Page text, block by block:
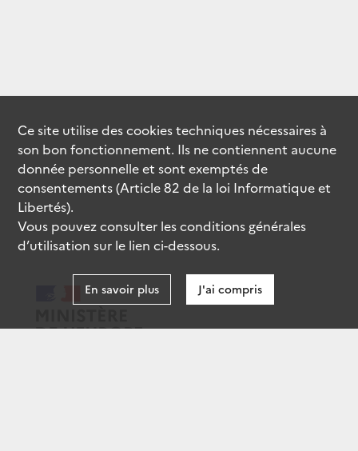
Ce site utilise descookiestechniques nécessaires à
son bon fonctionnement. Ils ne contiennent aucune
donnée personnelle et sont exemptés de
consentements (Article 82 de la loi Informatique et
Libertés).
Vous pouvez consulter les conditions générales
d’utilisation sur le lien ci-dessous.
En savoir plus J'ai compris